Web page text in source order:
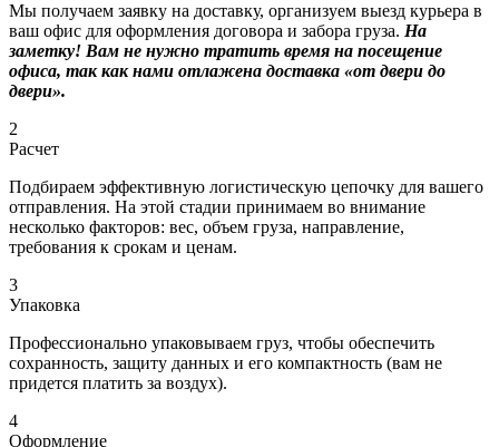
Мы получаем заявку на доставку, организуем выезд курьера в
ваш офис для оформления договора и забора груза. На
заметку! Вам не нужно тратить время на посещение
офиса, так как нами отлажена доставка «от двери до
двери».
2
Расчет
Подбираем эффективную логистическую цепочку для вашего
отправления. На этой стадии принимаем во внимание
несколько факторов: вес, объем груза, направление,
требования к срокам и ценам.
3
Упаковка
Профессионально упаковываем груз, чтобы обеспечить
сохранность, защиту данных и его компактность (вам не
придется платить за воздух).
4
Оформление